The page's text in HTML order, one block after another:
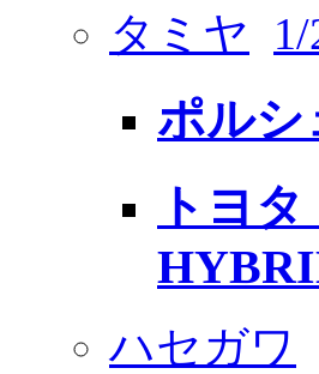
タミヤ
ポルシ
トヨ
ハセガワ